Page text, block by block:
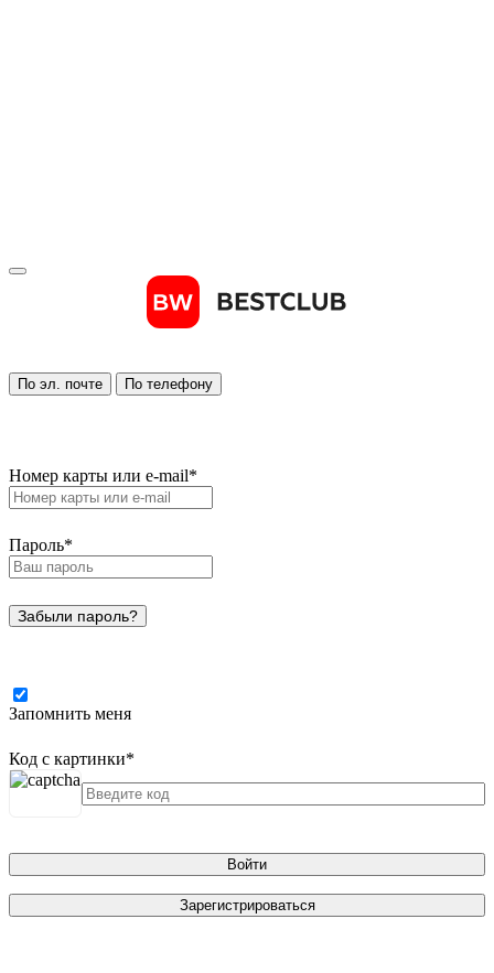
По эл. почте По телефону
Номер карты или e-mail*
Пароль*
Забыли пароль?
Запомнить меня
Код с картинки*
Войти
Зарегистрироваться